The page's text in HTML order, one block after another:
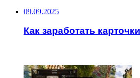
09.09.2025
Как заработать